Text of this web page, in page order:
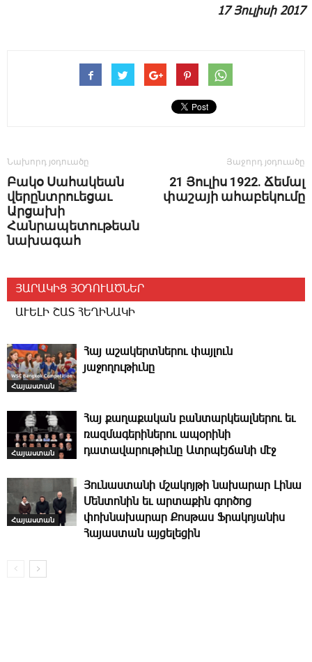
17 ­Յու­լի­սի 2017
Նախորդ յօդուածը
Բակօ Սահակեան
վերընտրուեցաւ
Արցախի
Հանրապետութեան
նախագահ
Յաջորդ յօդուածը
21 Յուլիս 1922. Ճեմալ
փաշայի ահաբեկումը
ՅԱՐԱԿԻՑ ՅՕԴՈՒԱԾՆԵՐ
ԱՒԵԼԻ ՇԱՏ ՀԵՂԻՆԱԿԻ
Հայաստան
­Հայ ա­շա­կերտ­նե­րու փայլուն
յաջողութիւնը
Հայաստան
­Հայ քաղաքական բանտարկեալներու եւ
ռազմագերիներու ապօրինի
դատավարութիւնը Ատրպէյճանի մէջ
Հայաստան
­Յունաստանի մշակոյթի նախարար Լինա
Մենտոնին եւ արտաքին գործոց
փոխնախարար Քոսթաս Ֆ­րակոյանիս
Հայաստան այ­ցե­լեցին